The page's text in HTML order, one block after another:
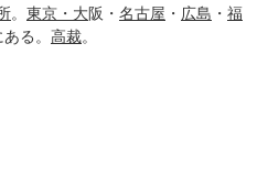
。 東京・大阪・ 名古屋 ・ 広島 ・ 福
る。 高裁。